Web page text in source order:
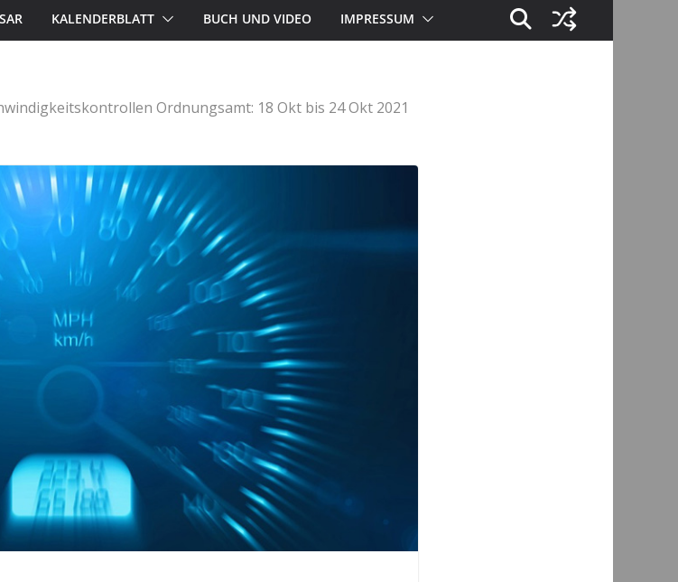
KALENDERBLATT BUCH UND VIDEO IMPRESSUM
Ordnungsamt: 18 Okt bis 24 Okt 2021